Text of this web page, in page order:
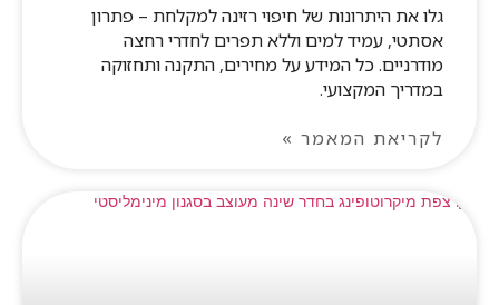
גלו את היתרונות של חיפוי רזינה למקלחת – פתרון
אסתטי, עמיד למים וללא תפרים לחדרי רחצה
מודרניים. כל המידע על מחירים, התקנה ותחזוקה
במדריך המקצועי.
לקריאת המאמר »